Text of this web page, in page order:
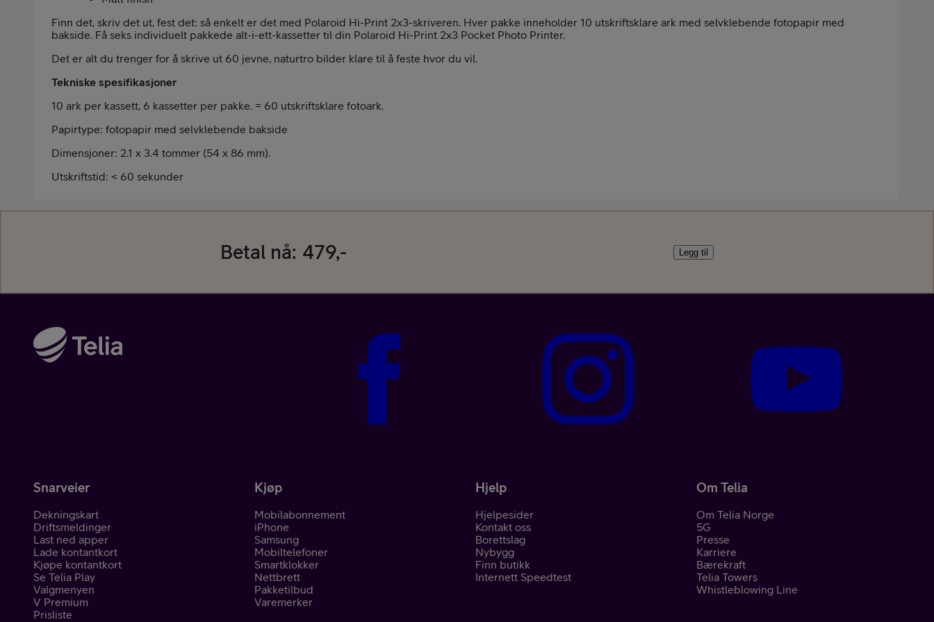
Pakketilbud
Våre varemerker
Kampanjer
Finn det, skriv det ut, fest det: så enkelt er det med Polaroid Hi-Print 2x3-skriveren. Hver pakke inneholder 10 utskriftsklare ark med selvklebende fotopapir med
bakside. Få seks individuelt pakkede alt-i-ett-kassetter til din Polaroid Hi-Print 2x3 Pocket Photo Printer.
Det er alt du trenger for å skrive ut 60 jevne, naturtro bilder klare til å feste hvor du vil.
Tekniske spesifikasjoner
10 ark per kassett, 6 kassetter per pakke. = 60 utskriftsklare fotoark.
Papirtype: fotopapir med selvklebende bakside
Dimensjoner: 2.1 x 3.4 tommer (54 x 86 mm).
Utskriftstid: < 60 sekunder
Betal nå: 479,- Legg til
Snarveier
Dekningskart
Driftsmeldinger
Last ned apper
Lade kontantkort
Kjøpe kontantkort
Se Telia Play
Valgmenyen
V Premium
Prisliste
Kjøp
Mobilabonnement
iPhone
Samsung
Mobiltelefoner
Smartklokker
Nettbrett
Pakketilbud
Varemerker
Hjelp
Hjelpesider
Kontakt oss
Borettslag
Nybygg
Finn butikk
Internett Speedtest
Om Telia
Om Telia Norge
5G
Presse
Karriere
Bærekraft
Telia Towers
Whistleblowing Line